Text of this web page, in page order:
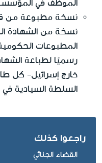
الموظف في
نسخة مطبوعة من
نسخة من الشهادة
المطبوعات
رسميًا لطباعة
خارج إسرائيل- كل
السلطة السيادية في
راجعوا كذلك
القضاء الجنائي